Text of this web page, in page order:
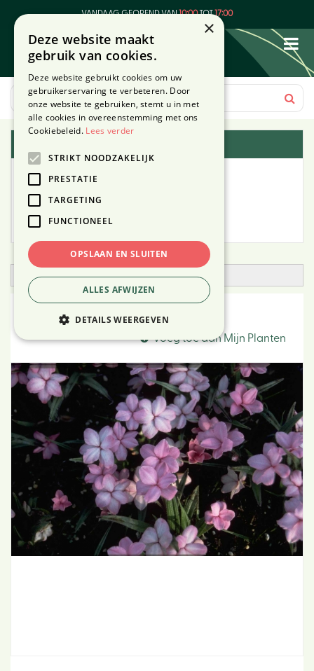
VANDAAG GEOPEND VAN10:00TOT17:00
Open zoekfilter
Rhodohypoxis
Voeg toe aan Mijn Planten
×
Deze website maakt
gebruik van cookies.
Deze website gebruikt cookies om uw
gebruikerservaring te verbeteren. Door
onze website te gebruiken, stemt u in met
alle cookies in overeenstemming met ons
Cookiebeleid. Lees verder
STRIKT NOODZAKELIJK
PRESTATIE
TARGETING
FUNCTIONEEL
OPSLAAN EN SLUITEN
ALLES AFWIJZEN
DETAILS WEERGEVEN